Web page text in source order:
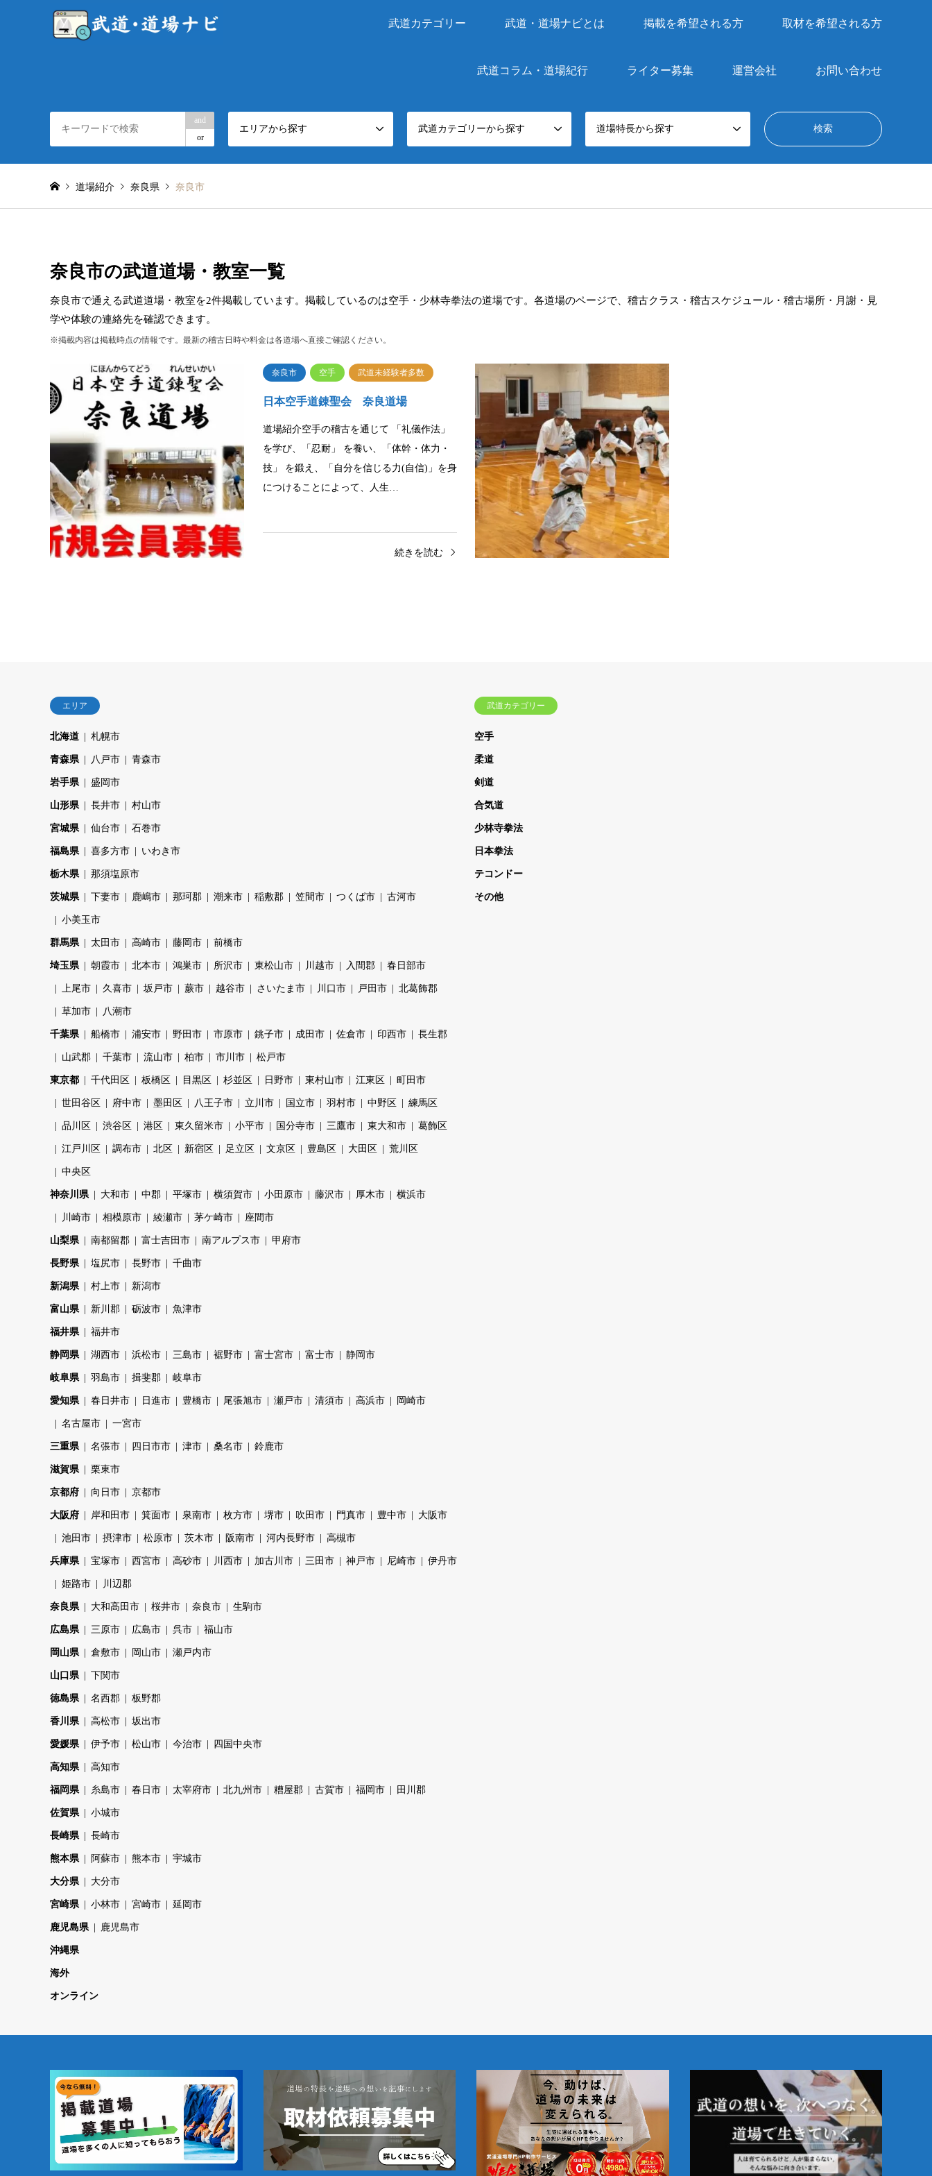
武道カテゴリー 武道・道場ナビとは 掲載を希望される方 取材を希望される方
武道コラム・道場紀行 ライター募集 運営会社 お問い合わせ
and
or
エリアから探す 武道カテゴリーから探す 道場特長から探す
道場紹介 奈良県 奈良市
奈良市の武道道場・教室一覧
奈良市で通える武道道場・教室を2件掲載しています。掲載しているのは空手・少林寺拳法の道場です。各道場のページで、稽古クラス・稽古スケジュール・稽古場所・月謝・見
学や体験の連絡先を確認できます。
※掲載内容は掲載時点の情報です。最新の稽古日時や料金は各道場へ直接ご確認ください。
奈良市 空手 武道未経験者多数
日本空手道錬聖会 奈良道場
道場紹介空手の稽古を通じて 「礼儀作法」
を学び、「忍耐」 を養い、「体幹・体力・
技」 を鍛え、「自分を信じる力(自信)」を身
につけることによって、人生…
続きを読む
エリア
北海道 札幌市
青森県 八戸市 青森市
岩手県 盛岡市
山形県 長井市 村山市
宮城県 仙台市 石巻市
福島県 喜多方市 いわき市
栃木県 那須塩原市
茨城県 下妻市 鹿嶋市 那珂郡 潮来市 稲敷郡 笠間市 つくば市 古河市
小美玉市
群馬県 太田市 高崎市 藤岡市 前橋市
埼玉県 朝霞市 北本市 鴻巣市 所沢市 東松山市 川越市 入間郡 春日部市
上尾市 久喜市 坂戸市 蕨市 越谷市 さいたま市 川口市 戸田市 北葛飾郡
草加市 八潮市
千葉県 船橋市 浦安市 野田市 市原市 銚子市 成田市 佐倉市 印西市 長生郡
山武郡 千葉市 流山市 柏市 市川市 松戸市
東京都 千代田区 板橋区 目黒区 杉並区 日野市 東村山市 江東区 町田市
世田谷区 府中市 墨田区 八王子市 立川市 国立市 羽村市 中野区 練馬区
品川区 渋谷区 港区 東久留米市 小平市 国分寺市 三鷹市 東大和市 葛飾区
江戸川区 調布市 北区 新宿区 足立区 文京区 豊島区 大田区 荒川区
中央区
神奈川県 大和市 中郡 平塚市 横須賀市 小田原市 藤沢市 厚木市 横浜市
川崎市 相模原市 綾瀬市 茅ケ崎市 座間市
山梨県 南都留郡 富士吉田市 南アルプス市 甲府市
長野県 塩尻市 長野市 千曲市
新潟県 村上市 新潟市
富山県 新川郡 砺波市 魚津市
福井県 福井市
静岡県 湖西市 浜松市 三島市 裾野市 富士宮市 富士市 静岡市
岐阜県 羽島市 揖斐郡 岐阜市
愛知県 春日井市 日進市 豊橋市 尾張旭市 瀬戸市 清須市 高浜市 岡崎市
名古屋市 一宮市
三重県 名張市 四日市市 津市 桑名市 鈴鹿市
滋賀県 栗東市
京都府 向日市 京都市
大阪府 岸和田市 箕面市 泉南市 枚方市 堺市 吹田市 門真市 豊中市 大阪市
池田市 摂津市 松原市 茨木市 阪南市 河内長野市 高槻市
兵庫県 宝塚市 西宮市 高砂市 川西市 加古川市 三田市 神戸市 尼崎市 伊丹市
姫路市 川辺郡
奈良県 大和高田市 桜井市 奈良市 生駒市
広島県 三原市 広島市 呉市 福山市
岡山県 倉敷市 岡山市 瀬戸内市
山口県 下関市
徳島県 名西郡 板野郡
香川県 高松市 坂出市
愛媛県 伊予市 松山市 今治市 四国中央市
高知県 高知市
福岡県 糸島市 春日市 太宰府市 北九州市 糟屋郡 古賀市 福岡市 田川郡
佐賀県 小城市
長崎県 長崎市
熊本県 阿蘇市 熊本市 宇城市
大分県 大分市
宮崎県 小林市 宮崎市 延岡市
鹿児島県 鹿児島市
沖縄県
海外
オンライン
武道カテゴリー
空手
柔道
剣道
合気道
少林寺拳法
日本拳法
テコンドー
その他